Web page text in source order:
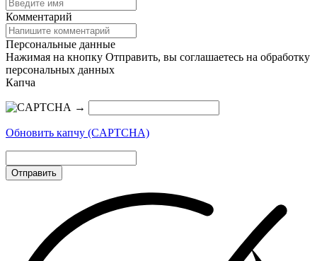
Комментарий
Персональные данные
Нажимая на кнопку Отправить, вы соглашаетесь на обработку
персональных данных
Капча
→
Обновить капчу (CAPTCHA)
Отправить